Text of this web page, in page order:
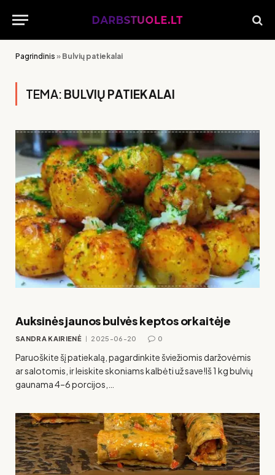
Pagrindinis » Bulvių patiekalai
TEMA: BULVIŲ PATIEKALAI
Auksinės jaunos bulvės keptos orkaitėje
SANDRA KAIRIENĖ 2025-06-20 0
Paruoškite šį patiekalą, pagardinkite šviežiomis daržovėmis
ar salotomis, ir leiskite skoniams kalbėti už save!Iš 1 kg bulvių
gaunama 4–6 porcijos,…